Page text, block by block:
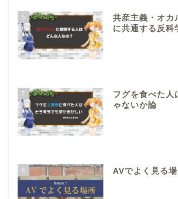
6
共産主義・オカ
に共通する反科
7
フグを食べた人
ゃないか論
8 AVでよく見る